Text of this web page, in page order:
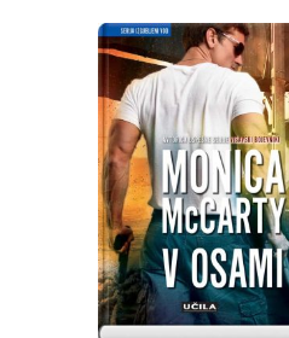
Dodaj v košarico